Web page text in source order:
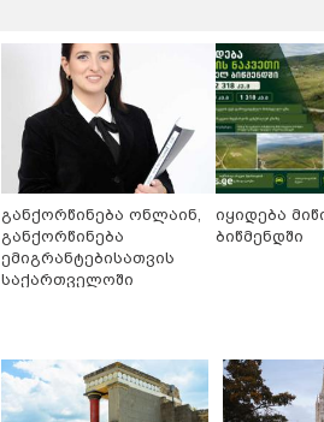
განქორწინება ონლაინ,
განქორწინება
ემიგრანტებისათვის
საქართველოში
იყიდება
ბიწმენდში